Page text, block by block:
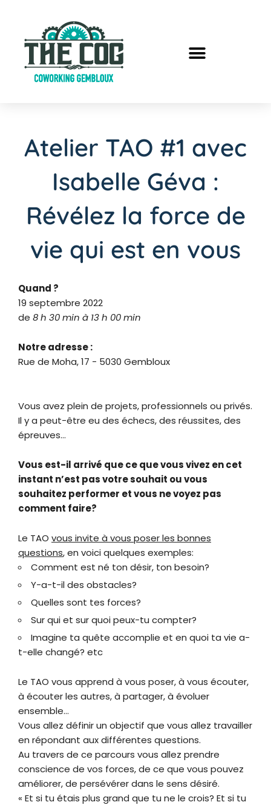
Atelier TAO #1 avec
Isabelle Géva :
Révélez la force de
vie qui est en vous
Quand ?
19 septembre 2022
de 8 h 30 min à 13 h 00 min
Notre adresse :
Rue de Moha, 17 - 5030 Gembloux
Vous avez plein de projets, professionnels ou privés.
Il y a peut-être eu des échecs, des réussites, des
épreuves…
Vous est-il arrivé que ce que vous vivez en cet
instant n’est pas votre souhait ou vous
souhaitez performer et vous ne voyez pas
comment faire?
Le TAO vous invite à vous poser les bonnes
questions, en voici quelques exemples:
Comment est né ton désir, ton besoin?
Y-a-t-il des obstacles?
Quelles sont tes forces?
Sur qui et sur quoi peux-tu compter?
Imagine ta quête accomplie et en quoi ta vie a-
t-elle changé? etc
Le TAO vous apprend à vous poser, à vous écouter,
à écouter les autres, à partager, à évoluer
ensemble…
Vous allez définir un objectif que vous allez travailler
en répondant aux différentes questions.
Au travers de ce parcours vous allez prendre
conscience de vos forces, de ce que vous pouvez
améliorer, de persévérer dans le sens désiré.
« Et si tu étais plus grand que tu ne le crois? Et si tu